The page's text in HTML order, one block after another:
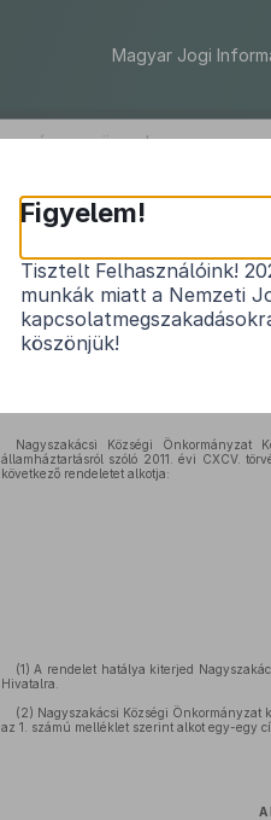
Magyar Jogi
testületének
Nagyszakácsi
Nagyszakácsi Községi
államháztartásról szóló 2011. évi CXCV.
következő rendeletet alkotja:
(1) A rendelet hatálya kiterjed
Hivatalra.
(2) Nagyszakácsi Községi Önkormányzat
az 1. számú melléklet szerint alkot egy-egy
A
Figyelem!
Tisztelt Felhasználóink!
munkák miatt a Nemzeti
köszönjük!